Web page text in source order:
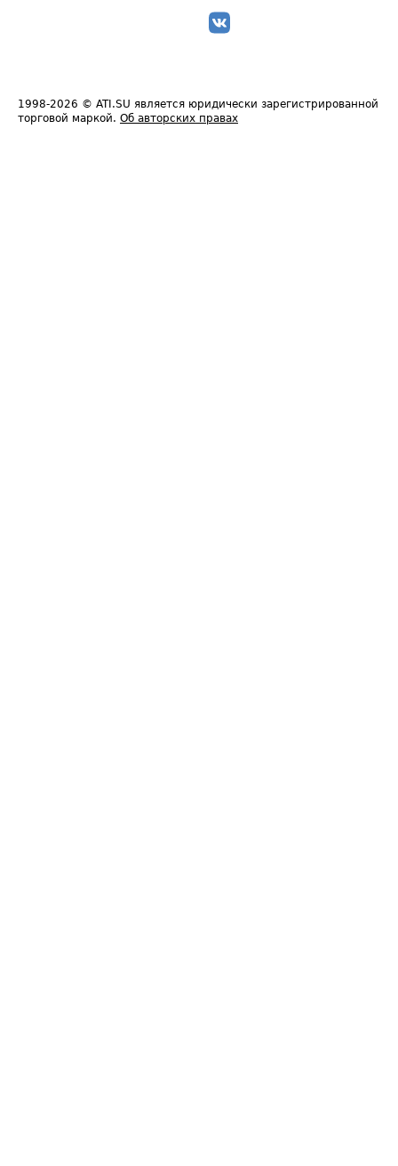
1998-2026 © ATI.SU является юридически зарегистрированной
торговой маркой. Об авторских правах